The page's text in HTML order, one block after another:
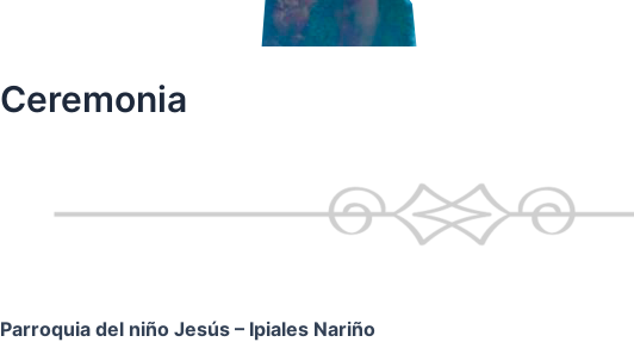
Ceremonia
Parroquia del niño Jesús – Ipiales Nariño